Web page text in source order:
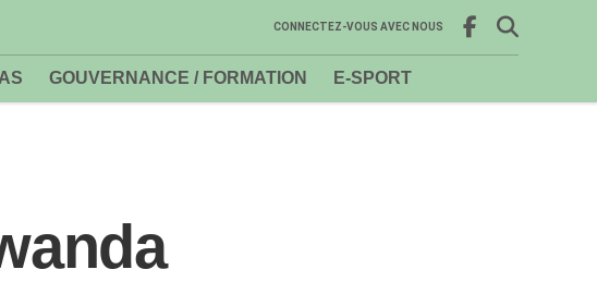
CONNECTEZ-VOUS AVEC NOUS
GOUVERNANCE / FORMATION E-SPORT